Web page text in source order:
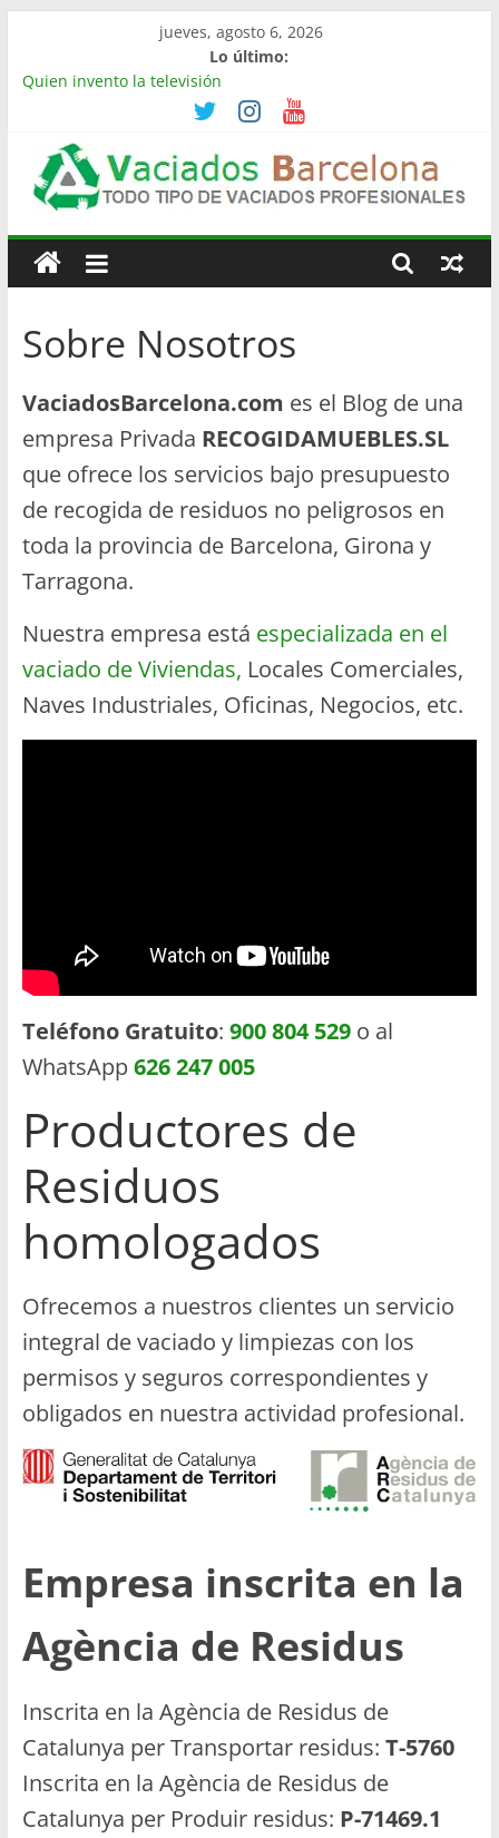
contenido
jueves, agosto 6, 2026
Lo último:
Quien invento la televisión
Limpieza de naves industriales en Barcelona | Retirada,
Vaciado de naves industriales en Rubí | Referencia
Vaciamos Masías
Vaciamos Masías: vaciado de pisos, locales, naves y
La televisión más cara del mundo
Vaciado
Pisos
Barcelona
Todo
Tipo
Vaciados
en
Barcelona
Sobre Nosotros
VaciadosBarcelona.com es el Blog de una
empresa Privada RECOGIDAMUEBLES.SL
que ofrece los servicios bajo presupuesto
de recogida de residuos no peligrosos en
toda la provincia de Barcelona, Girona y
Tarragona.
Nuestra empresa está especializada en el
vaciado de Viviendas, Locales Comerciales,
Naves Industriales, Oficinas, Negocios, etc.
Teléfono Gratuito: 900 804 529o al
WhatsApp 626 247 005
Productores de
Residuos
homologados
Ofrecemos a nuestros clientes un servicio
integral de vaciado y limpiezas con los
permisos y seguros correspondientes y
obligados en nuestra actividad profesional.
Empresa inscrita en la
Agència de Residus
Inscrita en la Agència de Residus de
Catalunya per Transportar residus: T-5760
Inscrita en la Agència de Residus de
Catalunya per Produir residus: P-71469.1